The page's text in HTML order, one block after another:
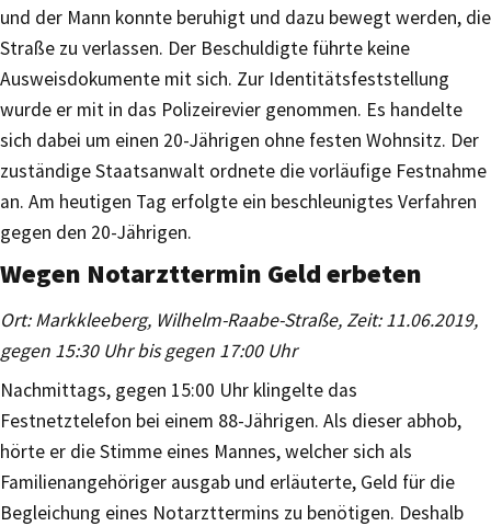
und der Mann konnte beruhigt und dazu bewegt werden, die
Straße zu verlassen. Der Beschuldigte führte keine
Ausweisdokumente mit sich. Zur Identitätsfeststellung
wurde er mit in das Polizeirevier genommen. Es handelte
sich dabei um einen 20-Jährigen ohne festen Wohnsitz. Der
zuständige Staatsanwalt ordnete die vorläufige Festnahme
an. Am heutigen Tag erfolgte ein beschleunigtes Verfahren
gegen den 20-Jährigen.
Wegen Notarzttermin Geld erbeten
Ort: Markkleeberg, Wilhelm-Raabe-Straße, Zeit: 11.06.2019,
gegen 15:30 Uhr bis gegen 17:00 Uhr
Nachmittags, gegen 15:00 Uhr klingelte das
Festnetztelefon bei einem 88-Jährigen. Als dieser abhob,
hörte er die Stimme eines Mannes, welcher sich als
Familienangehöriger ausgab und erläuterte, Geld für die
Begleichung eines Notarzttermins zu benötigen. Deshalb